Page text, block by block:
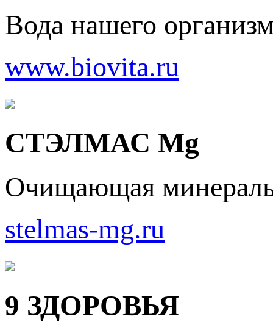
Вода нашего
www.biovita.ru
СТЭЛМАС Mg
Очищающая
stelmas-mg.ru
9 ЗДОРОВЬЯ